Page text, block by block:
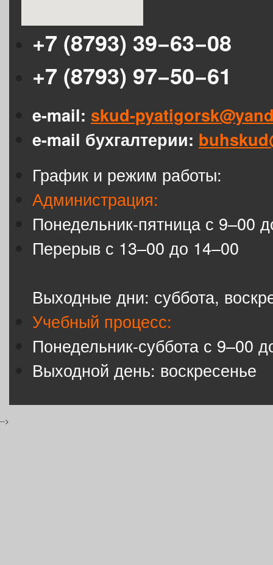
+7 (8793) 39−63−08
+7 (8793) 97−50−61
e-mail: skud-
e-mail бухгалтерии:
График и режим работы:
Администрация:
Понедельник-пятница с 9–00
Перерыв с 13–00 до 14–00
Выходные дни: суббота,
Учебный процесс:
Понедельник-суббота с 9–00
Выходной день: воскресенье
-->